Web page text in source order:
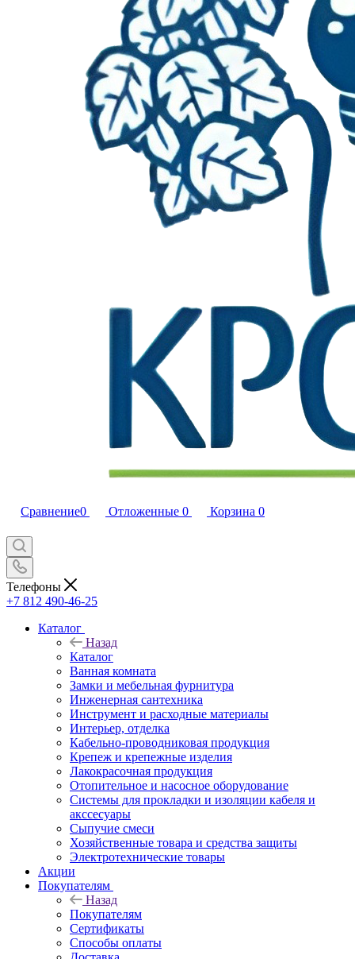
Сравнение0 Отложенные 0 Корзина 0
Телефоны
+7 812 490-46-25
Каталог
Назад
Каталог
Ванная комната
Замки и мебельная фурнитура
Инженерная сантехника
Инструмент и расходные материалы
Интерьер, отделка
Кабельно-проводниковая продукция
Крепеж и крепежные изделия
Лакокрасочная продукция
Отопительное и насосное оборудование
Системы для прокладки и изоляции кабеля и
акссесуары
Сыпучие смеси
Хозяйственные товара и средства защиты
Электротехнические товары
Акции
Покупателям
Назад
Покупателям
Сертификаты
Способы оплаты